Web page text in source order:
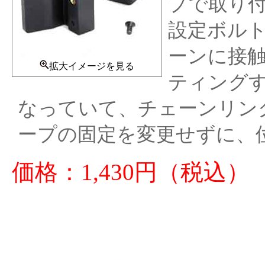
拡大イメージを見る
設定ボル
ーンに接
ティング
なっていて、チェーンリ
ープの固定を変更せずに
価格：1,430円（税込）